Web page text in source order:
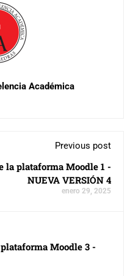
Académica
Previous post
la plataforma Moodle 1 -
NUEVA VERSIÓN 4
enero 29, 2025
Moodle 3 -